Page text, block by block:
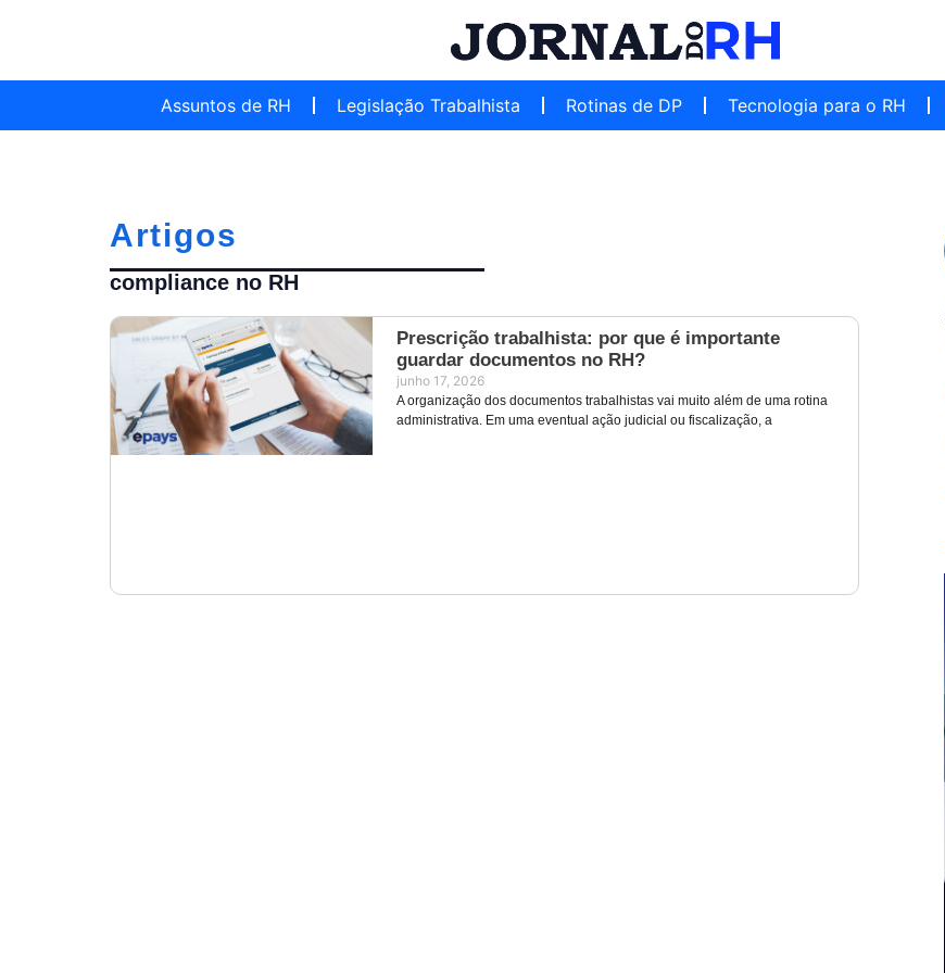
Assuntos de RH Legislação Trabalhista Rotinas de DP Tecnologia para o RH
Artigos
compliance no RH
Prescrição trabalhista: por que é importante
guardar documentos no RH?
junho 17, 2026
A organização dos documentos trabalhistas vai muito além de uma rotina
administrativa. Em uma eventual ação judicial ou fiscalização, a